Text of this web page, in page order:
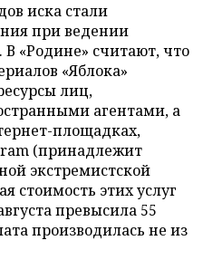
иска стали
при ведении
«Родине» считают, что
«Яблока»
лиц,
агентами, а
площадках,
(принадлежит
экстремистской
стоимость этих услуг
превысила 55
производилась не из